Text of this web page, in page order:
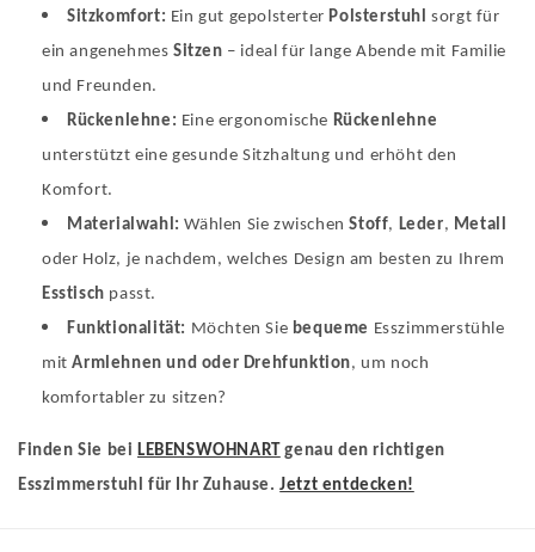
Sitzkomfort: Ein gut gepolsterterPolsterstuhl sorgt für
ein angenehmes Sitzen – ideal für lange Abende mit Familie
und Freunden.
Rückenlehne: Eine ergonomische Rückenlehne
unterstützt eine gesunde Sitzhaltung und erhöht den
Komfort.
Materialwahl: Wählen Sie zwischenStoff, Leder, Metall
oder Holz, je nachdem, welches Design am besten zu Ihrem
Esstisch passt.
Funktionalität: Möchten Sie bequeme Esszimmerstühle
mitArmlehnen und oder Drehfunktion, um noch
komfortabler zu sitzen?
Finden Sie bei LEBENSWOHNART genau den richtigen
Esszimmerstuhl für Ihr Zuhause.Jetzt entdecken!